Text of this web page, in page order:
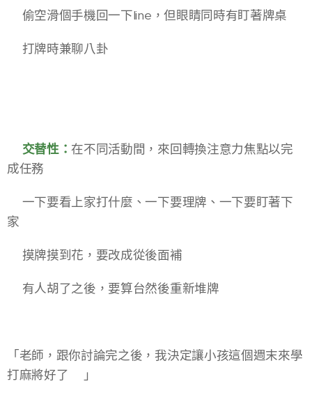
◾偷空滑個手機回一下line，但眼睛同時有盯著牌桌
◾打牌時兼聊八卦
✅交替性： 在不同活動間，來回轉換注意力焦點以完
成任務
◾一下要看上家打什麼、一下要理牌、一下要盯著下
家
◾摸牌摸到花，要改成從後面補
◾有人胡了之後，要算台然後重新堆牌
「老師，跟你討論完之後，我決定讓小孩這個週末來學
打麻將好了😆」